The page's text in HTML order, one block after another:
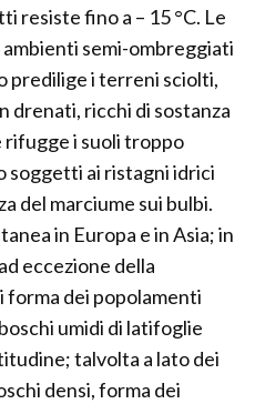
resiste fino a – 15 °C. Le
semi-ombreggiati
predilige i terreni sciolti,
drenati, ricchi di sostanza
rifugge i suoli troppo
soggetti ai ristagni idrici
del marciume sui bulbi.
in Europa e in Asia; in
eccezione della
forma dei popolamenti
umidi di latifoglie
talvolta a lato dei
densi, forma dei